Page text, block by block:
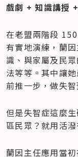
戲劇 + 知識講授
在老盟兩階段
有實地演練，蘭
識、與家屬及民
法等等。其中讓
前推一步，做失
但是失智症這麼
區民眾？就用活
蘭因主任應用當